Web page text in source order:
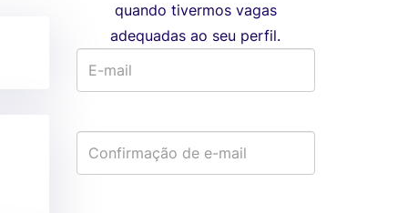
quando tivermos vagas
adequadas ao seu perfil.